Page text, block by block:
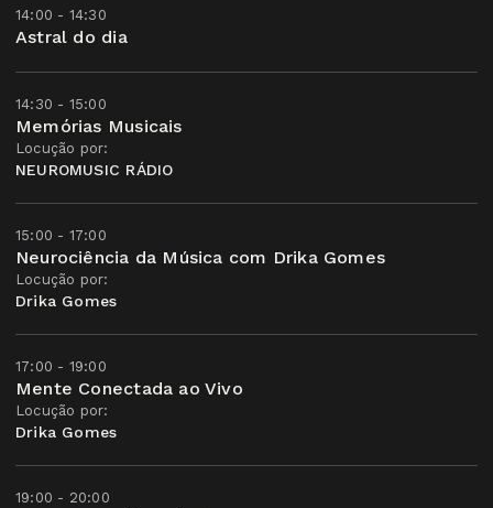
14:00 - 14:30
Astral do dia
14:30 - 15:00
Memórias Musicais
Locução por:
NEUROMUSIC RÁDIO
15:00 - 17:00
Neurociência da Música com Drika Gomes
Locução por:
Drika Gomes
17:00 - 19:00
Mente Conectada ao Vivo
Locução por:
Drika Gomes
19:00 - 20:00